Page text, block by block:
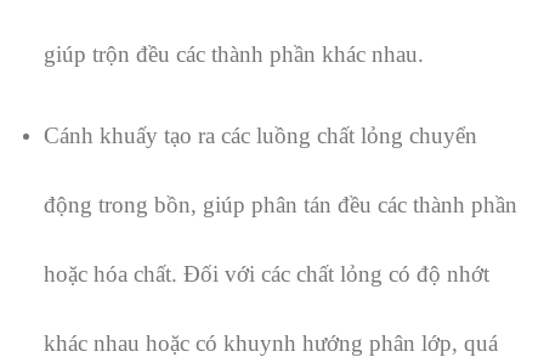
giúp trộn đều các thành phần khác nhau.
Cánh khuấy tạo ra các luồng chất lỏng chuyển
động trong bồn, giúp phân tán đều các thành phần
hoặc hóa chất. Đối với các chất lỏng có độ nhớt
khác nhau hoặc có khuynh hướng phân lớp, quá